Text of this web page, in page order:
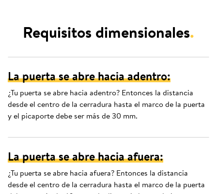
Requisitos dimensionales.
La puerta se abre hacia adentro:
¿Tu puerta se abre hacia adentro? Entonces la distancia
desde el centro de la cerradura hasta el marco de la puerta
y el picaporte debe ser más de 30 mm.
La puerta se abre hacia afuera:
¿Tu puerta se abre hacia afuera? Entonces la distancia
desde el centro de la cerradura hasta el marco de la puerta